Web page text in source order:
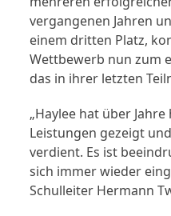
vergangenen Jahren
einem dritten Platz,
Wettbewerb nun zum
das in ihrer letzten
„Haylee hat über
Leistungen gezeigt
verdient. Es ist
sich immer wieder
Schulleiter Hermann